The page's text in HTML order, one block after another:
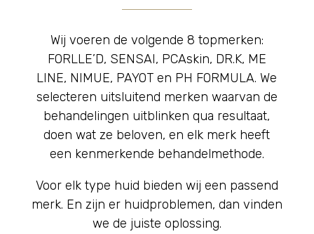
Wij voeren de volgende 8 topmerken:
FORLLE’D, SENSAI, PCAskin, DR.K, ME
LINE, NIMUE, PAYOT en PH FORMULA. We
selecteren uitsluitend merken waarvan de
behandelingen uitblinken qua resultaat,
doen wat ze beloven, en elk merk heeft
een kenmerkende behandelmethode.
Voor elk type huid bieden wij een passend
merk. En zijn er huidproblemen, dan vinden
we de juiste oplossing.